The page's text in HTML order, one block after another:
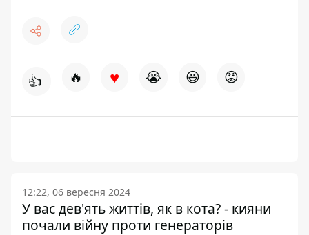
👍 🔥 ♥ 😭 😆 😡
12:22, 06 вересня 2024
У вас дев'ять життів, як в кота? - кияни
почали війну проти генераторів